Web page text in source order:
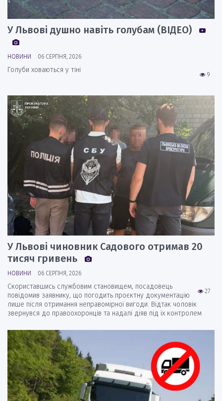
У Львові душно навіть голубам (ВІДЕО)
НОВИНИ 06 СЕРПНЯ, 2026
9
Голуби ховаються у тіні
У Львові чиновник Садового отримав 20
тисяч гривень
НОВИНИ 06 СЕРПНЯ, 2026
27
Скориставшись службовим становищем, посадовець
повідомив заявнику, що погодить проєктну документацію
лише після отримання неправомірної вигоди. Відтак чоловік
звернувся до правоохоронців та надалі діяв під їх контролем